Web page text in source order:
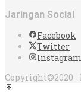
Jaringan Social
Facebook
Twitter
Instagram
Copyright©2020